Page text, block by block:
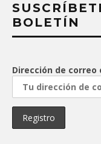
BOLETÍN
Dirección de correo